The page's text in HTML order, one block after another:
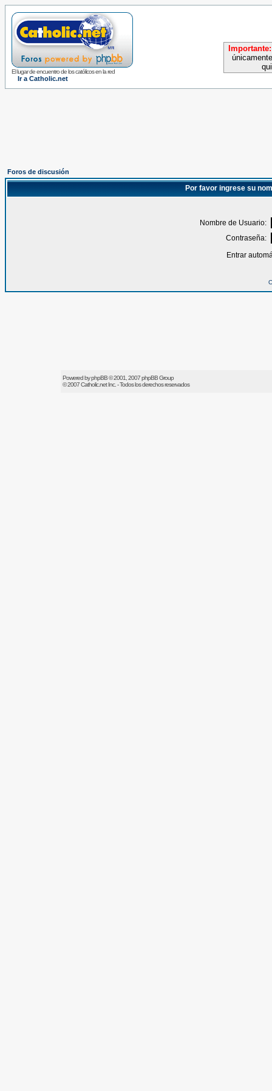
El lugar de encuentro de los católicos en la red
Ir a Catholic.net
Importante:
Foros de discusión
Por favor ingrese su
Nombre de Usuario:
Contraseña:
Entrar
Powered byphpBB© 2001, 2007 phpBB Group
© 2007Catholic.netInc. - Todos los derechos reservados